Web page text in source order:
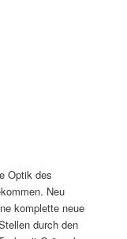
Optik des
Neu
komplette neue
durch den